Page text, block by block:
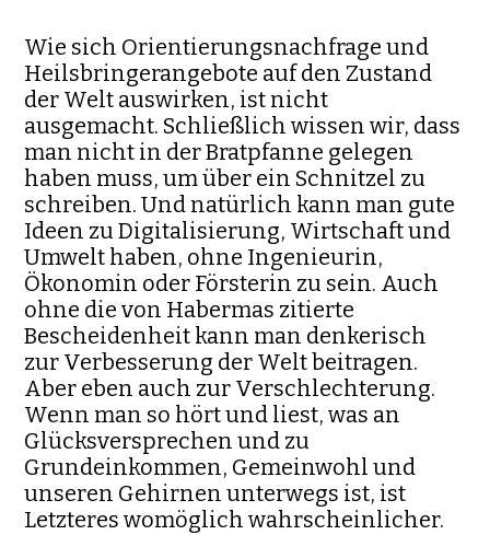
Wie sich Orientierungsnachfrage und
Heilsbringerangebote auf den Zustand
der Welt auswirken, ist nicht
ausgemacht. Schließlich wissen wir, dass
man nicht in der Bratpfanne gelegen
haben muss, um über ein Schnitzel zu
schreiben. Und natürlich kann man gute
Ideen zu Digitalisierung, Wirtschaft und
Umwelt haben, ohne Ingenieurin,
Ökonomin oder Försterin zu sein. Auch
ohne die von Habermas zitierte
Bescheidenheit kann man denkerisch
zur Verbesserung der Welt beitragen.
Aber eben auch zur Verschlechterung.
Wenn man so hört und liest, was an
Glücksversprechen und zu
Grundeinkommen, Gemeinwohl und
unseren Gehirnen unterwegs ist, ist
Letzteres womöglich wahrscheinlicher.